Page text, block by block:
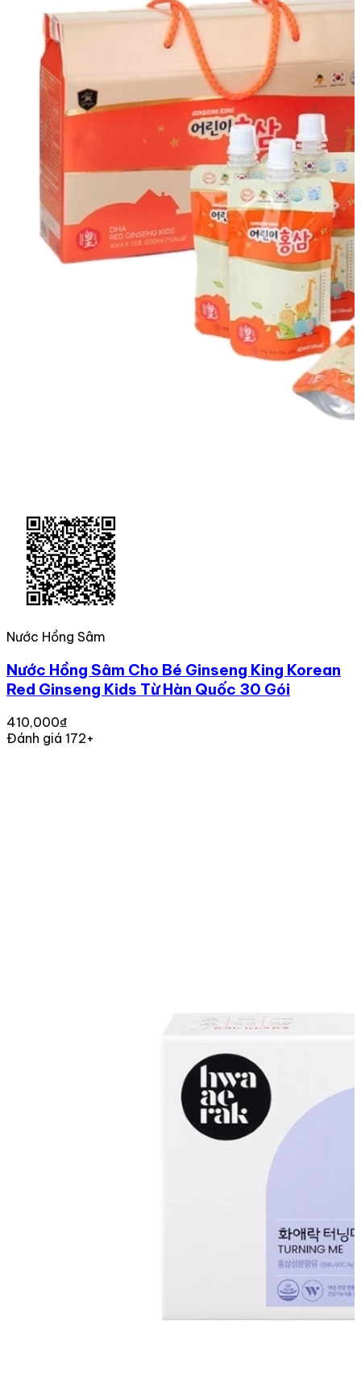
Nước Hồng Sâm
Nước Hồng Sâm Cho Bé Ginseng King Korean
Red Ginseng Kids Từ Hàn Quốc 30 Gói
410,000₫
Đánh giá 172+